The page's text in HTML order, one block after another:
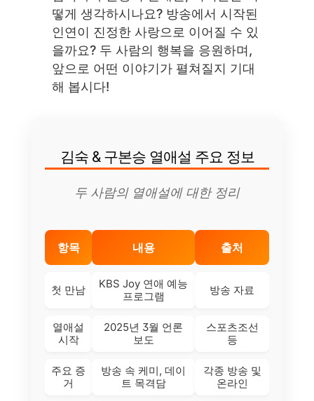
떻게 생각하시나요? 방송에서 시작된
인연이 진정한 사랑으로 이어질 수 있
을까요? 두 사람의 행복을 응원하며,
앞으로 어떤 이야기가 펼쳐질지 기대
해 봅시다!
김숙 & 구본승 열애설 주요 정보
두 사람의 열애설에 대한 정리
항목 내용 출처
첫 만남
KBS Joy 연애 예능
프로그램
방송 자료
열애설
시작
2025년 3월 언론
보도
스포츠조선
등
주요 증
거
방송 속 케미, 데이
트 목격담
각종 방송 및
온라인